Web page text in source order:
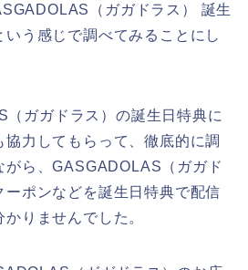
（ガガドラス） 誕生
いう感じで調べてみることにし
（ガガドラス）の誕生日特典に
力してもらって、徹底的に調
がら、GASGADOLAS（ガガド
ーポンなどを誕生日特典で配信
りませんでした。